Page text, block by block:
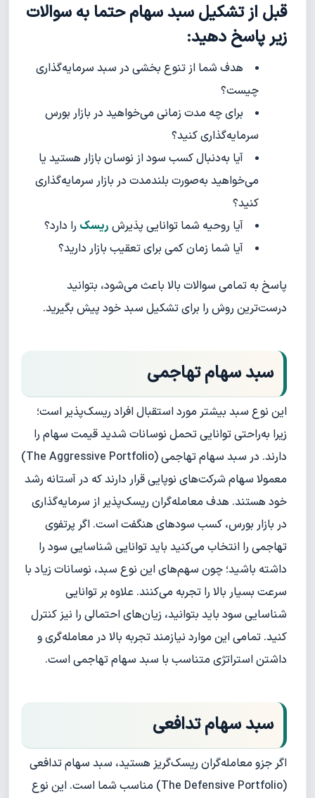
قبل از تشکیل سبد سهام حتما به سوالات
زیر پاسخ دهید:
هدف شما از تنوع ‌بخشی در سبد سرمایه‌گذاری
چیست؟
برای چه مدت زمانی می‌خواهید در بازار بورس
سرمایه‌گذاری کنید؟
آیا به‌دنبال کسب سود از نوسان بازار هستید یا
می‌خواهید به‌صورت بلندمدت در بازار سرمایه‌گذاری
کنید؟
آیا روحیه شما توانایی پذیرش ریسک را دارد؟
آیا شما زمان کمی برای تعقیب بازار دارید؟
پاسخ به تمامی سوالات بالا باعث می‌شود، بتوانید
درست‌ترین روش را برای تشکیل سبد خود پیش بگیرید.
سبد سهام تهاجمی
این نوع سبد بیشتر مورد استقبال افراد ریسک‌پذیر است؛
زیرا به‌راحتی توانایی تحمل نوسانات شدید قیمت سهام را
دارند. در سبد سهام تهاجمی (The Aggressive Portfolio)
معمولا سهام شرکت‌های نوپایی قرار دارند که در آستانه رشد
خود هستند. هدف معامله‌گران ریسک‌پذیر از سرمایه‌گذاری
در بازار بورس، کسب سودهای هنگفت است. اگر پرتفوی
تهاجمی را انتخاب می‌کنید باید توانایی شناسایی سود را
داشته باشید؛ چون سهم‌های این نوع سبد، نوسانات زیاد با
سرعت بسیار بالا را تجربه می‌کنند. علاوه بر توانایی
شناسایی سود باید بتوانید، زیان‌های احتمالی را نیز کنترل
کنید. تمامی این موارد نیازمند تجربه بالا در معامله‌گری و
داشتن استراتژی متناسب با سبد سهام تهاجمی است.
سبد سهام تدافعی
اگر جزو معامله‌‌گران ریسک‌گریز هستید، سبد سهام تدافعی
(The Defensive Portfolio) مناسب شما است. این نوع